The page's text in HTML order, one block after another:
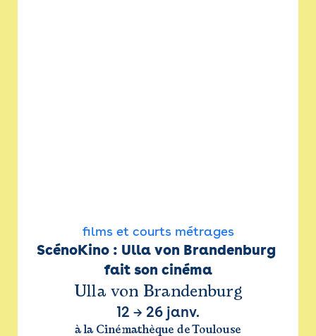
films et courts métrages
ScénoKino : Ulla von Brandenburg
fait son cinéma
Ulla von Brandenburg
12 → 26 janv.
à la Cinémathèque de Toulouse